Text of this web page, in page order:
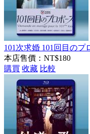
101次求婚 101回目のプ
本店售價： NT$180
購買 收藏 比較